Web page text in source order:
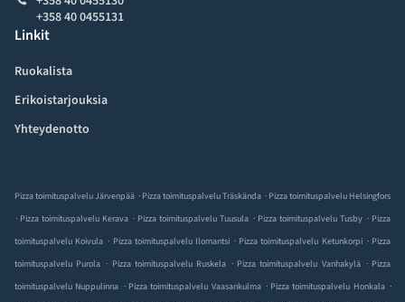
+358 40 0455131
Linkit
Ruokalista
Erikoistarjouksia
Yhteydenotto
Pizza toimituspalvelu Järvenpää . Pizza toimituspalvelu Träskända . Pizza toimituspalvelu Helsingfors
. Pizza toimituspalvelu Kerava . Pizza toimituspalvelu Tuusula . Pizza toimituspalvelu Tusby . Pizza
toimituspalvelu Koivula . Pizza toimituspalvelu Ilomantsi . Pizza toimituspalvelu Ketunkorpi . Pizza
toimituspalvelu Purola . Pizza toimituspalvelu Ruskela . Pizza toimituspalvelu Vanhakylä . Pizza
toimituspalvelu Nuppulinna . Pizza toimituspalvelu Vaasankulma . Pizza toimituspalvelu Honkala .